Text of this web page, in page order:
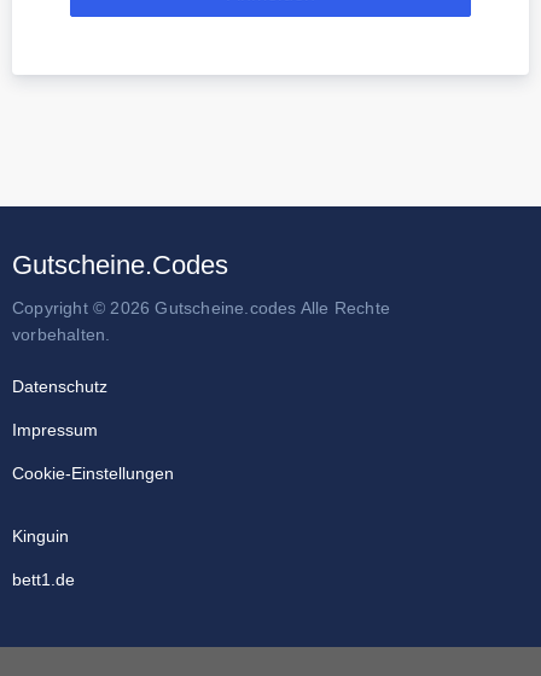
Gutscheine.Codes
Copyright © 2026 Gutscheine.codes Alle Rechte
vorbehalten.
Datenschutz
Impressum
Cookie-Einstellungen
Kinguin
bett1.de